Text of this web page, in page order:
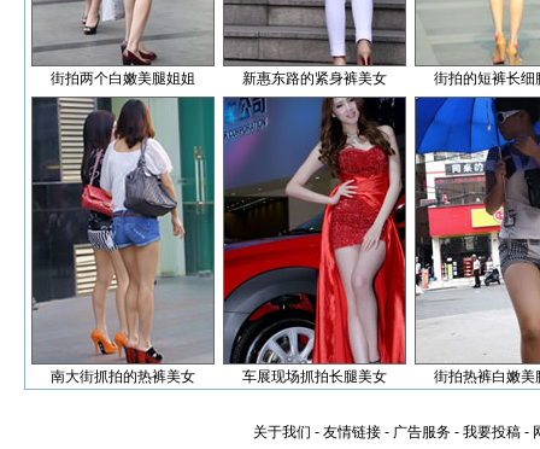
街拍两个白嫩美腿姐姐 新惠东路的紧身裤美女 街拍的短裤长细
南大街抓拍的热裤美女 车展现场抓拍长腿美女 街拍热裤白嫩美
关于我们 - 友情链接 - 广告服务 - 我要投稿 -